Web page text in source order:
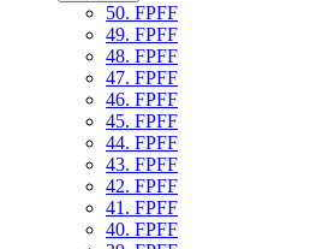
50. FPFF
49. FPFF
48. FPFF
47. FPFF
46. FPFF
45. FPFF
44. FPFF
43. FPFF
42. FPFF
41. FPFF
40. FPFF